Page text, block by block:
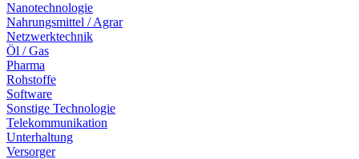
Nanotechnologie
Nahrungsmittel / Agrar
Netzwerktechnik
Öl / Gas
Pharma
Rohstoffe
Software
Sonstige Technologie
Telekommunikation
Unterhaltung
Versorger